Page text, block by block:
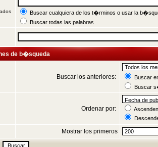
Buscar cualquiera de los t�rminos o usar la
Buscar todas las palabras
de b�squeda
Buscar los anteriores:
Buscar
Buscar
Ordenar por:
Mostrar los primeros